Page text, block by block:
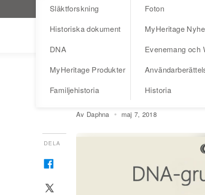
Besök MyHeritage.se
Blog
Släktforskning
Historiska dokument
DNA
MyHeritage Produkter
Familjehistoria
Foton
MyHeritage
Evenemang och
Historia
DNA
DNA-
Av Daphna maj 7, 2018
DELA